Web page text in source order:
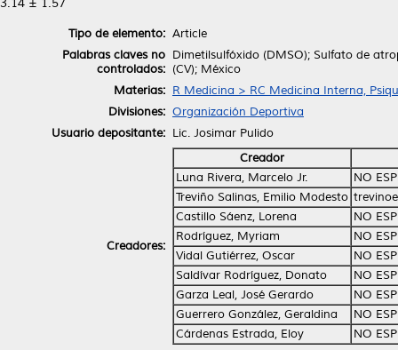
Tipo de elemento: Article
Palabras claves no
controlados:
Dimetilsulfóxido (DMSO); Sulfato de
(CV); México
Materias: R Medicina > RC Medicina Interna,
Divisiones: Organización Deportiva
Usuario depositante: Lic. Josimar Pulido
Creadores:
Creador
Luna Rivera, Marcelo Jr.
NO
Treviño Salinas, Emilio Modesto
Castillo Sáenz, Lorena
NO
Rodríguez, Myriam
NO
Vidal Gutiérrez, Oscar
NO
Saldívar Rodríguez, Donato
NO
Garza Leal, José Gerardo
NO
Guerrero González, Geraldina
NO
Cárdenas Estrada, Eloy
NO